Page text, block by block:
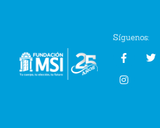
Síguenos: